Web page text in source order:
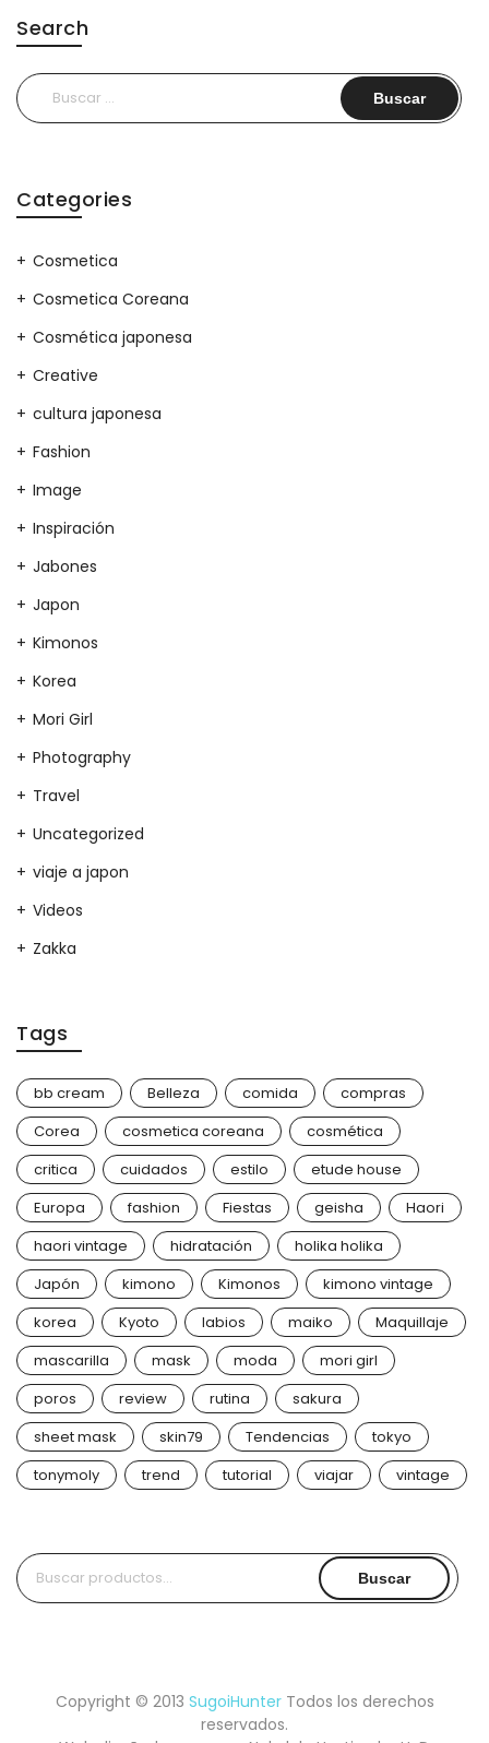
Search
Buscar:
Categories
Cosmetica
Cosmetica Coreana
Cosmética japonesa
Creative
cultura japonesa
Fashion
Image
Inspiración
Jabones
Japon
Kimonos
Korea
Mori Girl
Photography
Travel
Uncategorized
viaje a japon
Videos
Zakka
Tags
bb cream Belleza comida
compras
Corea
cosmetica coreana
cosmética
critica
cuidados estilo
etude house
Europa
fashion Fiestas geisha
Haori
haori vintage
hidratación
holika holika
Japón
kimono Kimonos
kimono vintage
korea
Kyoto labios maiko
Maquillaje
mascarilla
mask moda
mori girl
poros
review rutina
sakura
sheet mask
skin79 Tendencias
tokyo
tonymoly
trend tutorial viajar vintage
Buscar
por:
Buscar
Copyright © 2013 SugoiHunterTodos los derechos
reservados.